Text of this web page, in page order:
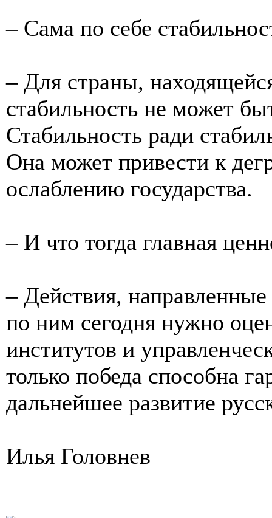
– Сама по себе
– Для страны,
стабильность не может
Стабильность ради
Она может привести к
ослаблению государства.
– И что тогда главная
– Действия,
по ним сегодня нужно
институтов и
только победа способна
дальнейшее развитие
Илья Головнев